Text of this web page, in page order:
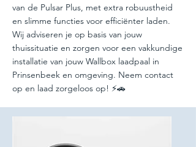
van de Pulsar Plus, met extra robuustheid
en slimme functies voor efficiënter laden.
Wij adviseren je op basis van jouw
thuissituatie en zorgen voor een vakkundige
installatie van jouw Wallbox laadpaal in
Prinsenbeek en omgeving. Neem contact
op en laad zorgeloos op! ⚡🚗